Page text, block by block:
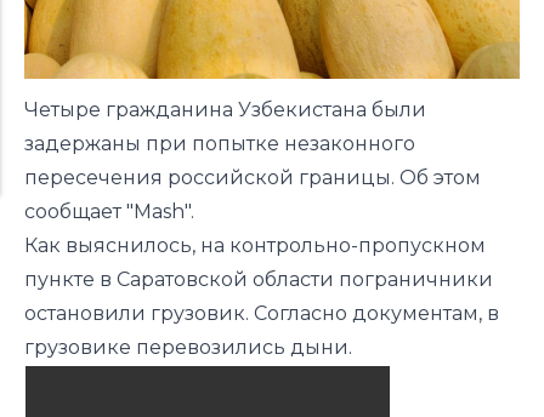
Четыре гражданина Узбекистана были
задержаны при попытке незаконного
пересечения российской границы. Об этом
сообщает "Mash".
Как выяснилось, на контрольно-пропускном
пункте в Саратовской области пограничники
остановили грузовик. Согласно документам, в
грузовике перевозились дыни.